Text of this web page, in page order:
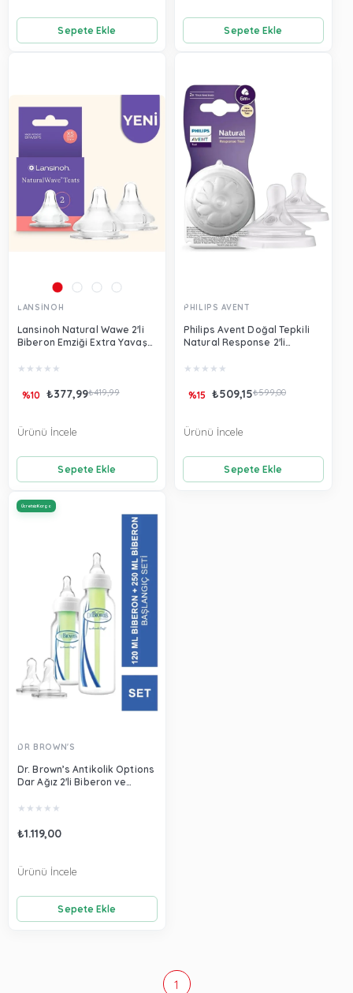
Sepete Ekle Sepete Ekle
LANSİNOH
Lansinoh Natural Wawe 2'li
Biberon Emziği Extra Yavaş
★ ★ ★ ★ ★
₺377,99₺419,99
%10
Sepete Ekle
Ürünü İncele
PHILIPS AVENT
Philips Avent Doğal Tepkili
Natural Response 2'li
SCY966/02
★ ★ ★ ★ ★
₺509,15₺599,00
%15
Sepete Ekle
Ürünü İncele
DR BROWN'S
Dr. Brown’s Antikolik Options
Dar Ağız 2'li Biberon ve
02005
★ ★ ★ ★ ★
₺1.119,00
Sepete Ekle
Ürünü İncele
Ücretsiz Kargo
1